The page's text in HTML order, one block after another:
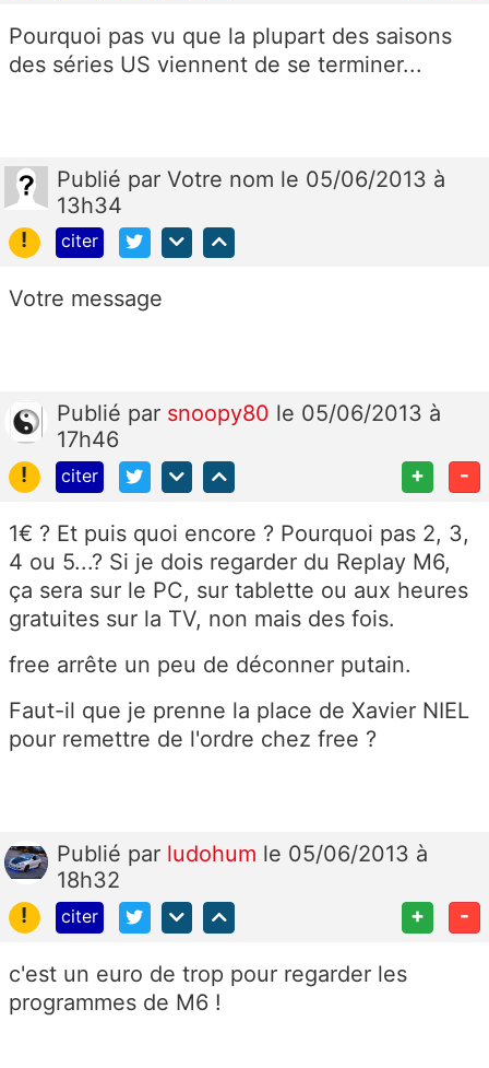
Pourquoi pas vu que la plupart des saisons
des séries US viennent de se terminer...
Publié par Votre nom le 05/06/2013 à
13h34
!
citer
Votre message
Publié par snoopy80 le 05/06/2013 à
17h46
!
citer + -
1€ ? Et puis quoi encore ? Pourquoi pas 2, 3,
4 ou 5...? Si je dois regarder du Replay M6,
ça sera sur le PC, sur tablette ou aux heures
gratuites sur la TV, non mais des fois.
free arrête un peu de déconner putain.
Faut-il que je prenne la place de Xavier NIEL
pour remettre de l'ordre chez free ?
Publié par ludohum le 05/06/2013 à
18h32
!
citer + -
c'est un euro de trop pour regarder les
programmes de M6 !